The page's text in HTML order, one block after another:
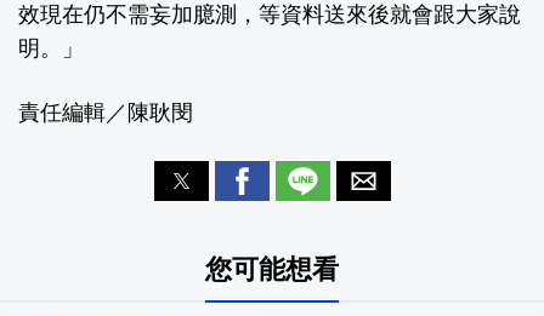
效現在仍不需妄加臆測，等資料送來後就會跟大家說
明。」
責任編輯／陳耿閔
您可能想看